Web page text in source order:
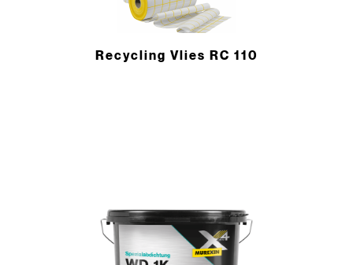
Recycling Vlies RC 110